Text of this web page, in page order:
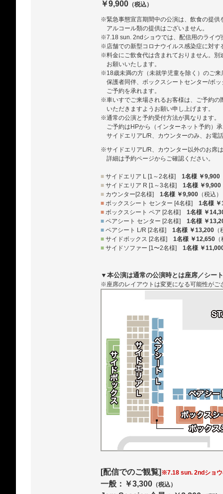
￥9,900 （税込）
※緊急事態宣言期間中の公演は、飲食の提供
アルコール類の提供はございません。
※7.18 sun. 2ndショウでは、配信用のライヴ
※店舗での新型コロナウイルス感染症に対す
※料金にご飲食代は含まれておりません。別
お願いいたします。
※18歳未満の方（未就学児童を除く）のご来
保護者同伴、ボックスシートセンター/ボ
ご予約を承れます。
※車いすでご来場されるお客様は、ご予約の
いただきますようお願い申し上げます。
※通常の公演と予約受付方法が異なります。
ご予約はHPから（インターネット予約）
サイドエリアL/R、カウンターのみ、お電
※サイドエリアL/R、カウンター以外のお席
詳細は予約ページからご確認ください。
■ サイドエリア L [1～2名様] 1名様 ￥9,900
■ サイドエリア R [1～3名様] 1名様 ￥9,900
■ カウンター[2名様] 1名様 ￥9,900 （税込）
■ ボックスシート センター [4名様] 1名様
■ ボックスシート ペア [2名様] 1名様 ￥
■ ペアシート センター [2名様] 1名様 ￥
■ ペアシート L/R [2名様] 1名様 ￥13,200
■ サイドボックス [2名様] 1名様 ￥12,650
■ サイドソファー [1〜2名様] 1名様 ￥
▼本公演は通常の公演時とは座席／シー
※座席のレイアウトは変更になる可能性がご
[配信でのご観覧] ※7.18 sun. 2ndショ
一般：￥3,300 （税込）